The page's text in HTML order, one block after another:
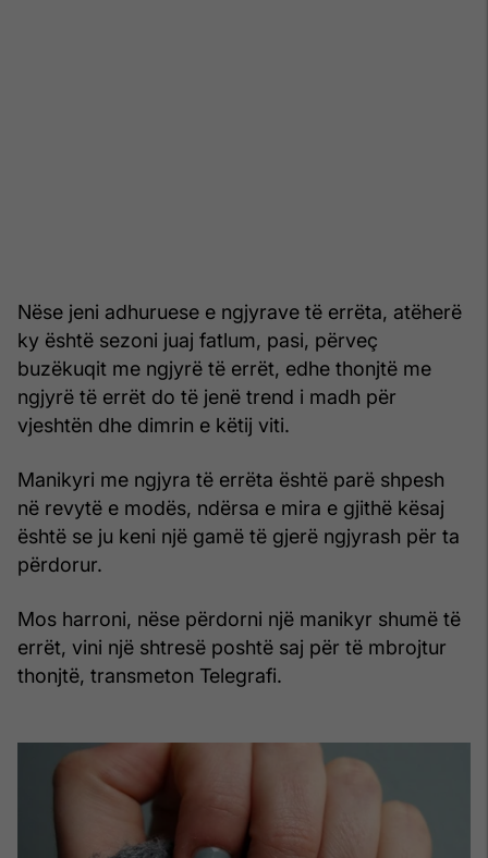
Nëse jeni adhuruese e ngjyrave të errëta, atëherë
ky është sezoni juaj fatlum, pasi, përveç
buzëkuqit me ngjyrë të errët, edhe thonjtë me
ngjyrë të errët do të jenë trend i madh për
vjeshtën dhe dimrin e këtij viti.
Manikyri me ngjyra të errëta është parë shpesh
në revytë e modës, ndërsa e mira e gjithë kësaj
është se ju keni një gamë të gjerë ngjyrash për ta
përdorur.
Mos harroni, nëse përdorni një manikyr shumë të
errët, vini një shtresë poshtë saj për të mbrojtur
thonjtë, transmeton Telegrafi.